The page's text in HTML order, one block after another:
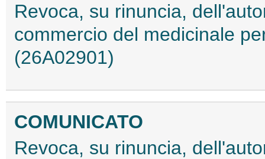
Revoca, su rinuncia,
commercio del medicinale
(26A02901)
COMUNICATO
Revoca, su rinuncia,